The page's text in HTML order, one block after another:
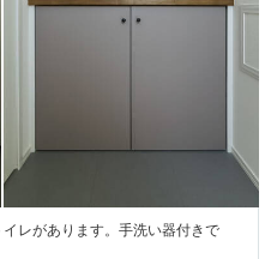
レがあります。手洗い器付きで